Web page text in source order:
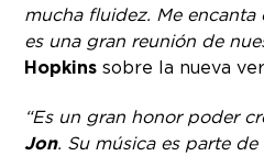
mucha fluidez. Me
es una gran reunión de
Hopkins sobre la nueva
“Es un gran honor poder
Jon. Su música es parte